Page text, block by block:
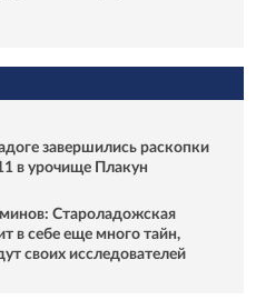
завершились раскопки
в урочище Плакун
Староладожская
в себе еще много тайн,
своих исследователей